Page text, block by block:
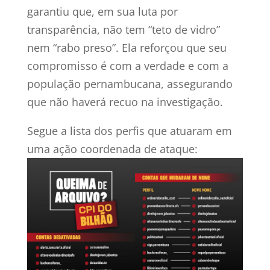
garantiu que, em sua luta por
transparência, não tem “teto de vidro”
nem “rabo preso”. Ela reforçou que seu
compromisso é com a verdade e com a
população pernambucana, assegurando
que não haverá recuo na investigação.
Segue a lista dos perfis que atuaram em
uma ação coordenada de ataque: